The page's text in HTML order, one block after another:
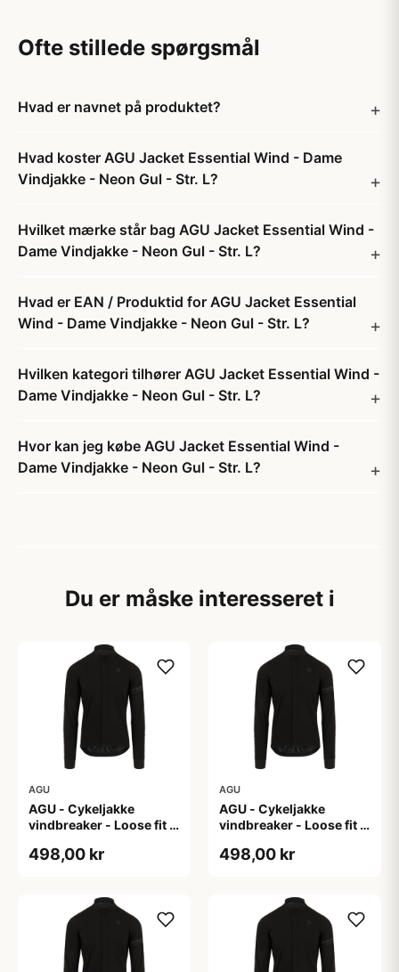
Ofte stillede spørgsmål
Hvad er navnet på produktet?
Hvad koster AGU Jacket Essential Wind - Dame
Vindjakke - Neon Gul - Str. L?
Hvilket mærke står bag AGU Jacket Essential Wind -
Dame Vindjakke - Neon Gul - Str. L?
Hvad er EAN / Produktid for AGU Jacket Essential
Wind - Dame Vindjakke - Neon Gul - Str. L?
Hvilken kategori tilhører AGU Jacket Essential Wind -
Dame Vindjakke - Neon Gul - Str. L?
Hvor kan jeg købe AGU Jacket Essential Wind -
Dame Vindjakke - Neon Gul - Str. L?
Du er måske interesseret i
AGU
AGU - Cykeljakke
vindbreaker - Loose fit -
498,00 kr
AGU
AGU - Cykeljakke
vindbreaker - Loose fit -
498,00 kr